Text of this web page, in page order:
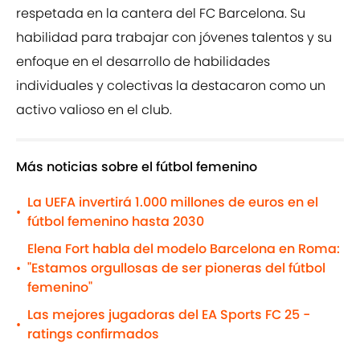
respetada en la cantera del FC Barcelona. Su
habilidad para trabajar con jóvenes talentos y su
enfoque en el desarrollo de habilidades
individuales y colectivas la destacaron como un
activo valioso en el club.
Más noticias sobre el fútbol femenino
•
La UEFA invertirá 1.000 millones de euros en el
fútbol femenino hasta 2030
•
Elena Fort habla del modelo Barcelona en Roma:
"Estamos orgullosas de ser pioneras del fútbol
femenino"
•
Las mejores jugadoras del EA Sports FC 25 -
ratings confirmados